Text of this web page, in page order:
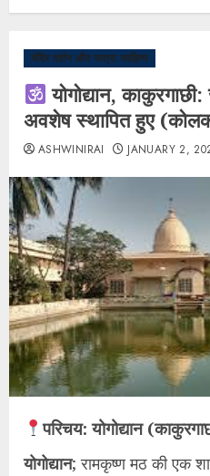
मंदिर दर्शन और यात्रा साहित्य
योगोद्यान,
अवशेष स्थापित हुए
ASHWINIRAI JANUARY 2,
परिचय: योगोद्यान
योगोद्यान; रामकृष्ण मठ की एक